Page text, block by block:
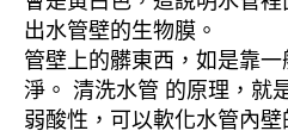
出水管壁的生物膜。
管壁上的髒東西，如是靠
淨。 清洗水管 的原理，就
弱酸性，可以軟化水管內